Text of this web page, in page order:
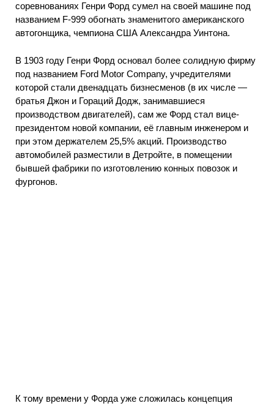
соревнованиях Генри Форд сумел на своей машине под
названием F-999 обогнать знаменитого американского
автогонщика, чемпиона США Александра Уинтона.
В 1903 году Генри Форд основал более солидную фирму
под названием Ford Motor Company, учредителями
которой стали двенадцать бизнесменов (в их числе —
братья Джон и Гораций Додж, занимавшиеся
производством двигателей), сам же Форд стал вице-
президентом новой компании, её главным инженером и
при этом держателем 25,5% акций. Производство
автомобилей разместили в Детройте, в помещении
бывшей фабрики по изготовлению конных повозок и
фургонов.
К тому времени у Форда уже сложилась концепция